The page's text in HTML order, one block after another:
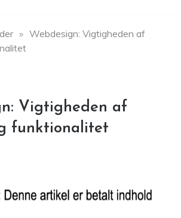
» Webdesign: Vigtigheden af
Vigtigheden af
funktionalitet